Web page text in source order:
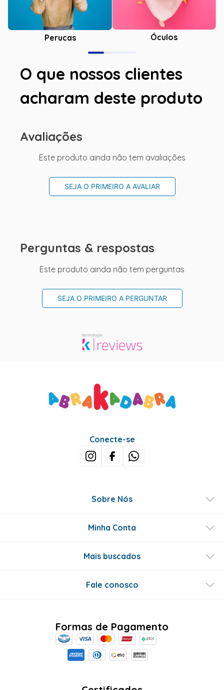
Perucas Óculos
O que nossos clientes
acharam deste produto
Avaliações
Este produto ainda não tem avaliações
SEJA O PRIMEIRO A AVALIAR
Perguntas & respostas
Este produto ainda não tem perguntas
SEJA O PRIMEIRO A PERGUNTAR
Conecte-se
Sobre Nós
Minha Conta
Mais buscados
Fale conosco
Formas de Pagamento